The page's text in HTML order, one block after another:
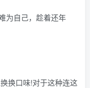
为自己，趁着还年
换口味!对于这种连这